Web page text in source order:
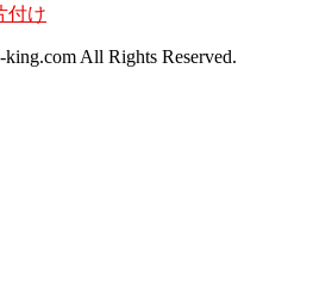
付け
All Rights Reserved.